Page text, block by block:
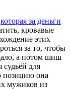
которая за деньги
кровавые
этих
за то, чтобы
а потом шиш
для
позицию она
мужиков из